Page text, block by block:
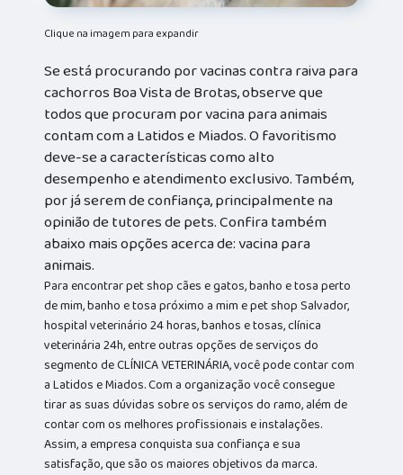
Clique na imagem para expandir
Se está procurando por vacinas contra raiva para
cachorros Boa Vista de Brotas, observe que
todos que procuram por vacina para animais
contam com a Latidos e Miados. O favoritismo
deve-se a características como alto
desempenho e atendimento exclusivo. Também,
por já serem de confiança, principalmente na
opinião de tutores de pets. Confira também
abaixo mais opções acerca de: vacina para
animais.
Para encontrar pet shop cães e gatos, banho e tosa perto
de mim, banho e tosa próximo a mim e pet shop Salvador,
hospital veterinário 24 horas, banhos e tosas, clínica
veterinária 24h, entre outras opções de serviços do
segmento de CLÍNICA VETERINÁRIA, você pode contar com
a Latidos e Miados. Com a organização você consegue
tirar as suas dúvidas sobre os serviços do ramo, além de
contar com os melhores profissionais e instalações.
Assim, a empresa conquista sua confiança e sua
satisfação, que são os maiores objetivos da marca.